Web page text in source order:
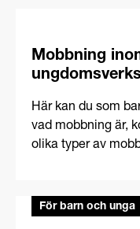
Mobbning
Här kan du som
vad mobbning är,
olika typer av
För barn och unga